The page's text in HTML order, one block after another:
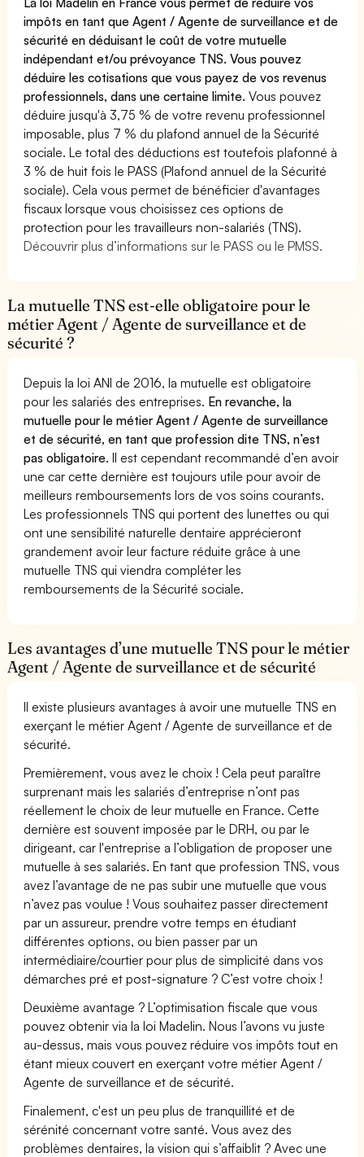
impôts en tant que Agent / Agente de surveillance et de
sécurité en déduisant le coût de votre mutuelle
indépendant et/ou prévoyance TNS. Vous pouvez
déduire les cotisations que vous payez de vos revenus
professionnels, dans une certaine limite.Vous pouvez
déduire jusqu'à 3,75 % de votre revenu professionnel
imposable, plus 7 % du plafond annuel de la Sécurité
sociale. Le total des déductions est toutefois plafonné à
3 % de huit fois le PASS (Plafond annuel de la Sécurité
sociale). Cela vous permet de bénéficier d'avantages
fiscaux lorsque vous choisissez ces options de
protection pour les travailleurs non-salariés (TNS).
Découvrir plus d’informations sur le PASS ou le PMSS.
La mutuelle TNS est-elle obligatoire pour le
métier Agent / Agente de surveillance et de
sécurité ?
Depuis la loi ANI de 2016, la mutuelle est obligatoire
pour les salariés des entreprises. En revanche, la
mutuelle pour le métier Agent / Agente de surveillance
et de sécurité, en tant que profession dite TNS, n’est
pas obligatoire.Il est cependant recommandé d’en avoir
une car cette dernière est toujours utile pour avoir de
meilleurs remboursements lors de vos soins courants.
Les professionnels TNS qui portent des lunettes ou qui
ont une sensibilité naturelle dentaire apprécieront
grandement avoir leur facture réduite grâce à une
mutuelle TNS qui viendra compléter les
remboursements de la Sécurité sociale.
Les avantages d’une mutuelle TNS pour le métier
Agent / Agente de surveillance et de sécurité
Il existe plusieurs avantages à avoir une mutuelle TNS en
exerçant le métier Agent / Agente de surveillance et de
sécurité.
Premièrement, vous avez le choix ! Cela peut paraître
surprenant mais les salariés d’entreprise n’ont pas
réellement le choix de leur mutuelle en France. Cette
dernière est souvent imposée par le DRH, ou par le
dirigeant, car l'entreprise a l’obligation de proposer une
mutuelle à ses salariés. En tant que profession TNS, vous
avez l’avantage de ne pas subir une mutuelle que vous
n’avez pas voulue ! Vous souhaitez passer directement
par un assureur, prendre votre temps en étudiant
différentes options, ou bien passer par un
intermédiaire/courtier pour plus de simplicité dans vos
démarches pré et post-signature ? C’est votre choix !
Deuxième avantage ? L’optimisation fiscale que vous
pouvez obtenir via la loi Madelin. Nous l’avons vu juste
au-dessus, mais vous pouvez réduire vos impôts tout en
étant mieux couvert en exerçant votre métier Agent /
Agente de surveillance et de sécurité.
Finalement, c'est un peu plus de tranquillité et de
sérénité concernant votre santé. Vous avez des
problèmes dentaires, la vision qui s’affaiblit ? Avec une